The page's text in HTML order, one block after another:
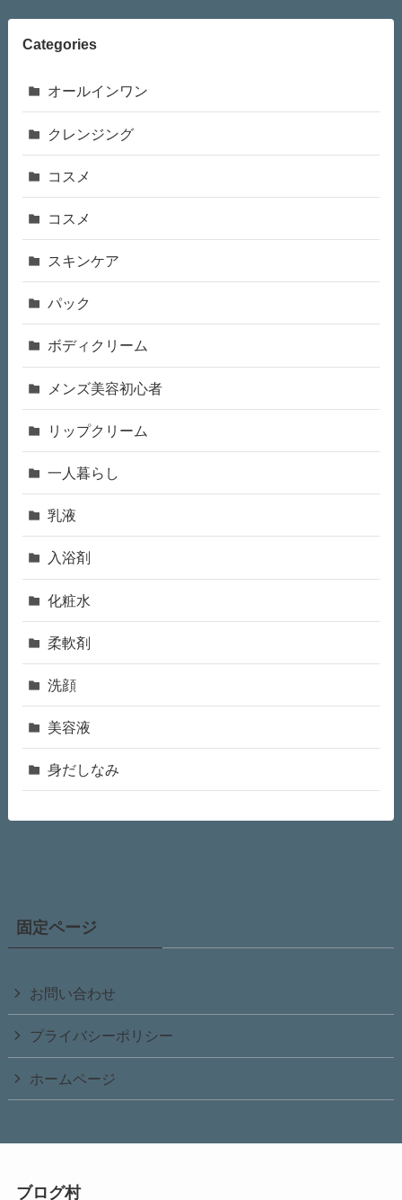
Categories
オールインワン
クレンジング
コスメ
コスメ
スキンケア
パック
ボディクリーム
メンズ美容初心者
リップクリーム
一人暮らし
乳液
入浴剤
化粧水
柔軟剤
洗顔
美容液
身だしなみ
固定ページ
お問い合わせ
プライバシーポリシー
ホームページ
ブログ村